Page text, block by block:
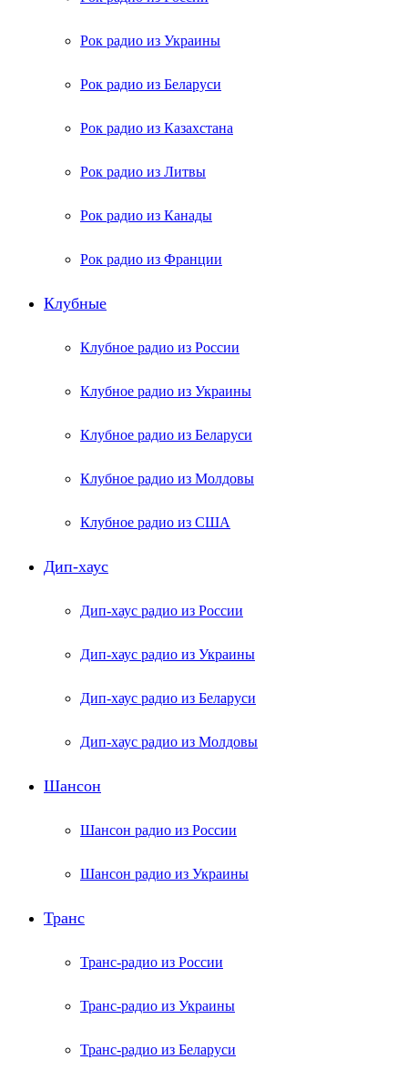
Рок радио из Украины
Рок радио из Беларуси
Рок радио из Казахстана
Рок радио из Литвы
Рок радио из Канады
Рок радио из Франции
Клубные
Клубное радио из России
Клубное радио из Украины
Клубное радио из Беларуси
Клубное радио из Молдовы
Клубное радио из США
Дип-хаус
Дип-хаус радио из России
Дип-хаус радио из Украины
Дип-хаус радио из Беларуси
Дип-хаус радио из Молдовы
Шансон
Шансон радио из России
Шансон радио из Украины
Транс
Транс-радио из России
Транс-радио из Украины
Транс-радио из Беларуси